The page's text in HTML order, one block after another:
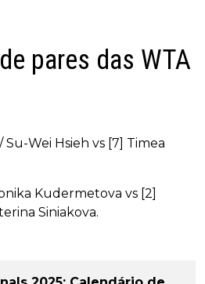
pares das WTA
Wei Hsieh vs [7] Timea
Kudermetova vs [2]
Siniakova.